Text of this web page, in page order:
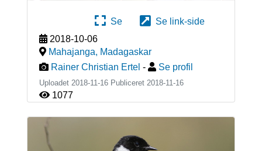
Se
Se link-side
2018-10-06
Mahajanga, Madagaskar
Rainer Christian Ertel - Se profil
Uploadet 2018-11-16 Publiceret 2018-11-16
1077